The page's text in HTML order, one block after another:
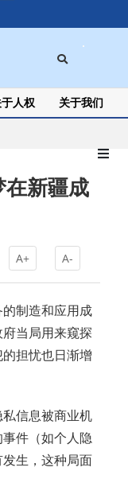
人权 关于我们
在新疆成
A+ A-
制造和应用成
当局用来窥探
担忧也日渐增
信息被商业机
件（如个人隐
生，这种局面